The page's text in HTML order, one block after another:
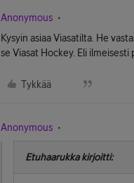
Anonymous
Kysyin asiaa Viasatilta. He
se Viasat Hockey. Eli
Tykkää
Anonymous
Etuhaarukka kirjoitti: